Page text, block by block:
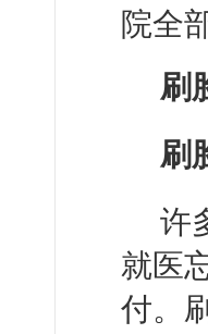
院全
刷
刷
许
就医
付。